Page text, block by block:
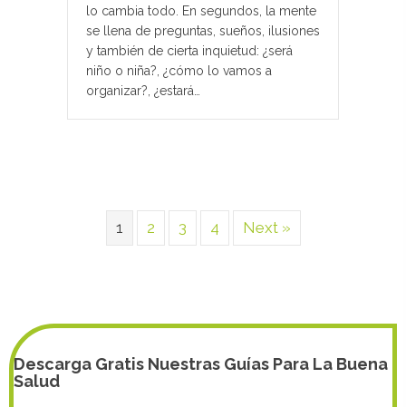
lo cambia todo. En segundos, la mente
se llena de preguntas, sueños, ilusiones
y también de cierta inquietud: ¿será
niño o niña?, ¿cómo lo vamos a
organizar?, ¿estará…
1 2 3 4 Next »
Descarga Gratis Nuestras Guías Para La Buena
Salud